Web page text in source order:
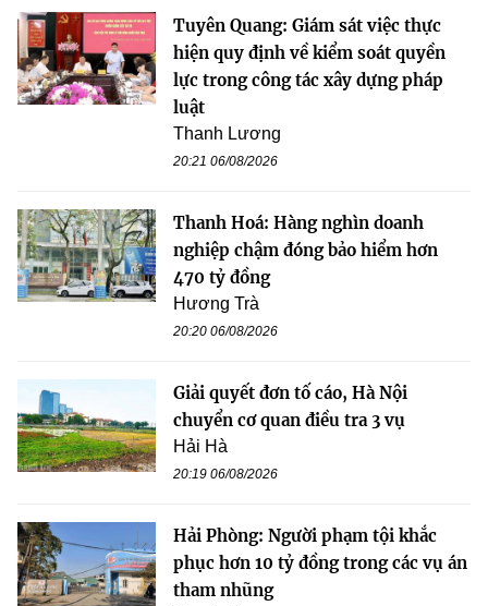
Tuyên Quang: Giám sát việc thực
hiện quy định về kiểm soát quyền
lực trong công tác xây dựng pháp
luật
Thanh Lương
20:21 06/08/2026
Thanh Hoá: Hàng nghìn doanh
nghiệp chậm đóng bảo hiểm hơn
470 tỷ đồng
Hương Trà
20:20 06/08/2026
Giải quyết đơn tố cáo, Hà Nội
chuyển cơ quan điều tra 3 vụ
Hải Hà
20:19 06/08/2026
Hải Phòng: Người phạm tội khắc
phục hơn 10 tỷ đồng trong các vụ án
tham nhũng